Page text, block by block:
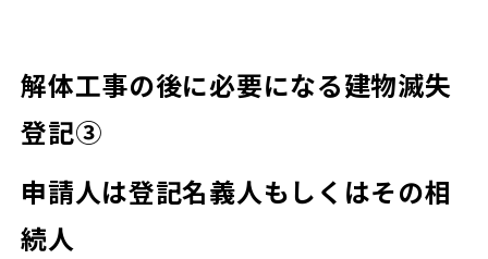
解体工事の後に必要になる建物滅失
登記③
申請人は登記名義人もしくはその相
続人